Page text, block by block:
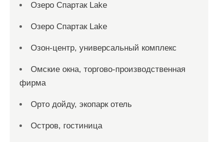
Озеро Спартак Lake
Озеро Спартак Lake
Озон-центр, универсальный комплекс
Омские окна, торгово-производственная
фирма
Орто дойду, экопарк отель
Остров, гостиница